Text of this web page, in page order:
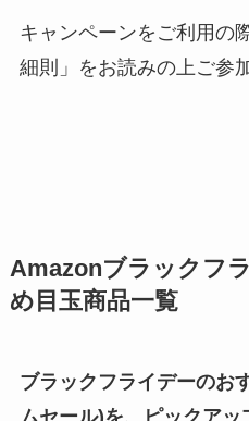
キャンペーンをご利用の
細則」をお読みの上ご参
Amazonブラックフ
め目玉商品一覧
ブラックフライデーのお